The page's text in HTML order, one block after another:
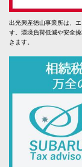
出光興産徳山事業所は、
す。環境負荷低減や安全
きます。